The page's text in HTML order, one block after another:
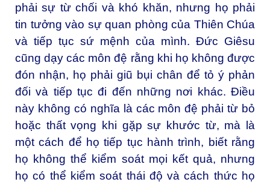
phải sự từ chối và khó khăn, nhưng họ phải
tin tưởng vào sự quan phòng của Thiên Chúa
và tiếp tục sứ mệnh của mình. Đức Giêsu
cũng dạy các môn đệ rằng khi họ không được
đón nhận, họ phải giũ bụi chân để tỏ ý phản
đối và tiếp tục đi đến những nơi khác. Điều
này không có nghĩa là các môn đệ phải từ bỏ
hoặc thất vọng khi gặp sự khước từ, mà là
một cách để họ tiếp tục hành trình, biết rằng
họ không thể kiểm soát mọi kết quả, nhưng
họ có thể kiểm soát thái độ và cách thức họ